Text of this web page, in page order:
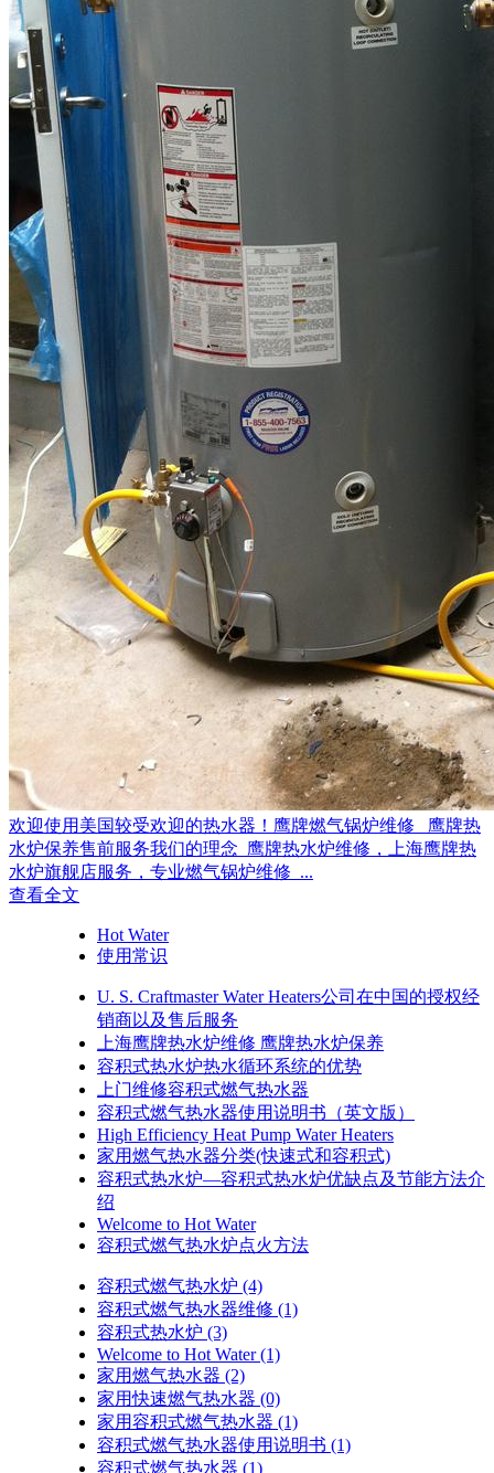
欢迎使用美国较受欢迎的热水器！鹰牌燃气锅炉维修 鹰牌热
水炉保养售前服务我们的理念 鹰牌热水炉维修，上海鹰牌热
水炉旗舰店服务，专业燃气锅炉维修 ...
查看全文
Hot Water
使用常识
U. S. Craftmaster Water Heaters公司在中国的授权经
销商以及售后服务
上海鹰牌热水炉维修 鹰牌热水炉保养
容积式热水炉热水循环系统的优势
上门维修容积式燃气热水器
容积式燃气热水器使用说明书（英文版）
High Efficiency Heat Pump Water Heaters
家用燃气热水器分类(快速式和容积式)
容积式热水炉—容积式热水炉优缺点及节能方法介
绍
Welcome to Hot Water
容积式燃气热水炉点火方法
容积式燃气热水炉 (4)
容积式燃气热水器维修 (1)
容积式热水炉 (3)
Welcome to Hot Water(1)
家用燃气热水器 (2)
家用快速燃气热水器 (0)
家用容积式燃气热水器 (1)
容积式燃气热水器使用说明书 (1)
容积式燃气热水器 (1)